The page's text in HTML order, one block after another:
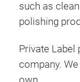
such as
polishing
Private
company.